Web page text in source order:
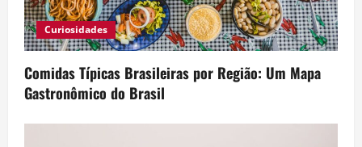
Curiosidades
Comidas Típicas Brasileiras por Região: Um Mapa
Gastronômico do Brasil